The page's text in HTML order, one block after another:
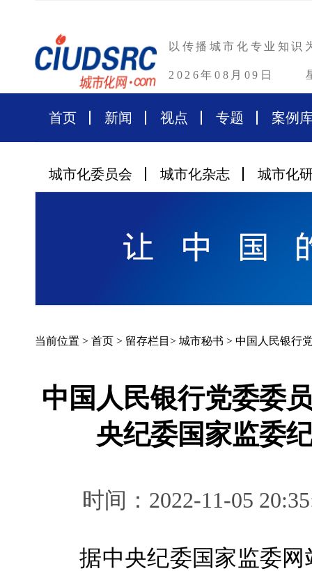
以传播城市化专业知识
2026年08月09日
首页 新闻 视点 专题 案例
城市化委员会 城市化杂志 城市化
当前位置 > 首页 > 留存栏目 > 城市秘书 > 中国人民银行
中国人民银行党委委
央纪委国家监委
时间：2022-11-05
据中央纪委国家监委网